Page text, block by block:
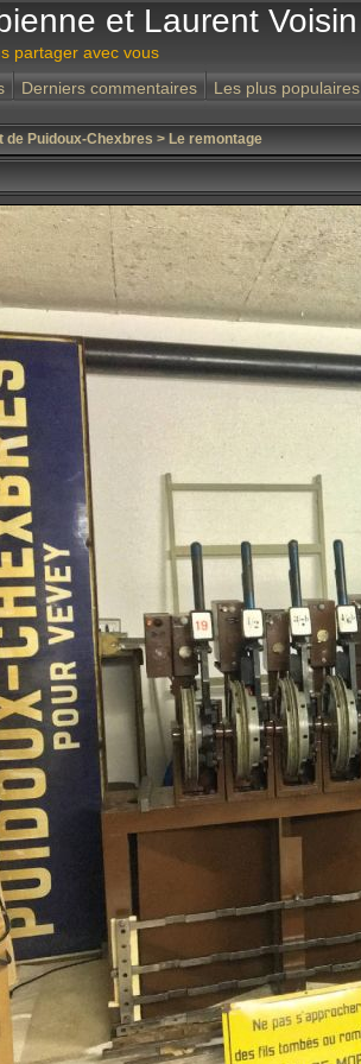
et Laurent Voisin
partager avec vous
Derniers commentaires Les plus populaires
Puidoux-Chexbres > Le remontage